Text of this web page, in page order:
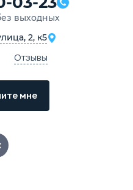
выходных
2, к5
Отзывы
мне